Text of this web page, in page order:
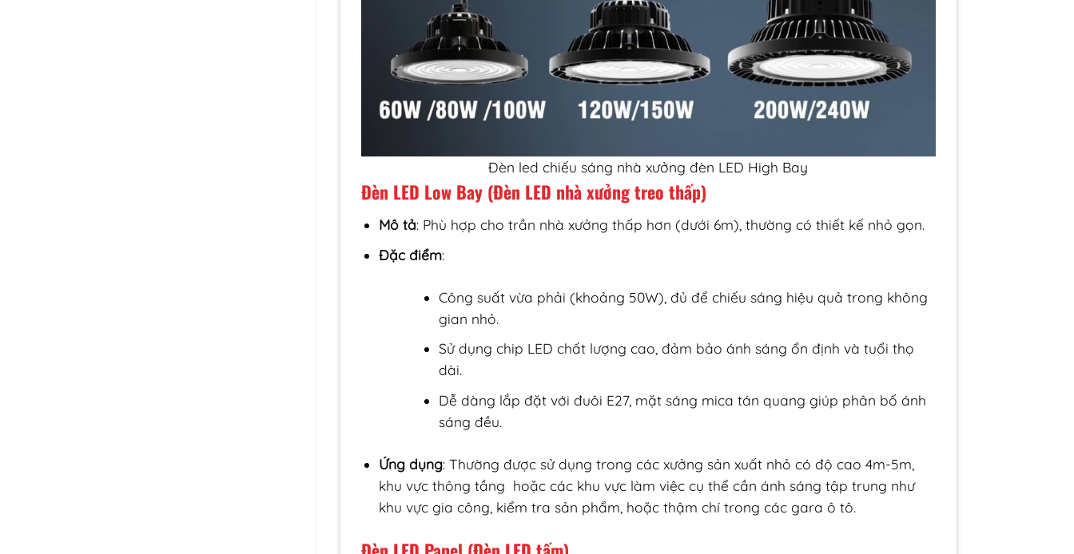
Đèn led chiếu sáng nhà xưởng đèn LED High Bay
Đèn LED Low Bay (Đèn LED nhà xưởng treo thấp)
Mô tả: Phù hợp cho trần nhà xưởng thấp hơn (dưới 6m), thường có thiết kế nhỏ gọn.
Đặc điểm:
Công suất vừa phải (khoảng 50W), đủ để chiếu sáng hiệu quả trong không
gian nhỏ.
Sử dụng chip LED chất lượng cao, đảm bảo ánh sáng ổn định và tuổi thọ
dài.
Dễ dàng lắp đặt với đuôi E27, mặt sáng mica tán quang giúp phân bố ánh
sáng đều.
Ứng dụng: Thường được sử dụng trong các xưởng sản xuất nhỏ có độ cao 4m-5m,
khu vực thông tầng hoặc các khu vực làm việc cụ thể cần ánh sáng tập trung như
khu vực gia công, kiểm tra sản phẩm, hoặc thậm chí trong các gara ô tô.